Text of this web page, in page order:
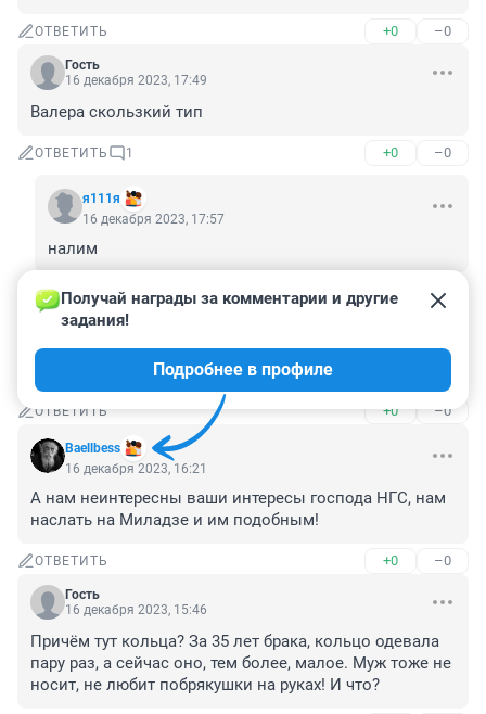
ОТВЕТИТЬ +0 –0
Гость
16 декабря 2023, 17:49
Валера скользкий тип
ОТВЕТИТЬ 1 +0 –0
я111я
16 декабря 2023, 17:57
налим
ОТВЕТИТЬ –0
Гость
зачем ЭТО нам ?
ОТВЕТИТЬ +0 –0
Baellbess
Получай награды за комментарии и другие
задания!
Подробнее в профиле
16 декабря 2023, 16:21
А нам неинтересны ваши интересы господа НГС, нам
наслать на Миладзе и им подобным!
ОТВЕТИТЬ +0 –0
Гость
16 декабря 2023, 15:46
Причём тут кольца? За 35 лет брака, кольцо одевала
пару раз, а сейчас оно, тем более, малое. Муж тоже не
носит, не любит побрякушки на руках! И что?